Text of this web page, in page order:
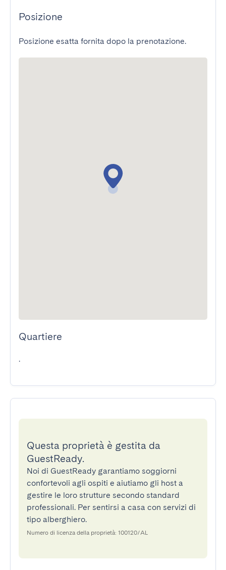
Posizione
Posizione esatta fornita dopo la prenotazione.
Quartiere
.
Questa proprietà è gestita da
GuestReady.
Noi di GuestReady garantiamo soggiorni
confortevoli agli ospiti e aiutiamo gli host a
gestire le loro strutture secondo standard
professionali. Per sentirsi a casa con servizi di
tipo alberghiero.
Numero di licenza della proprietà: 100120/AL